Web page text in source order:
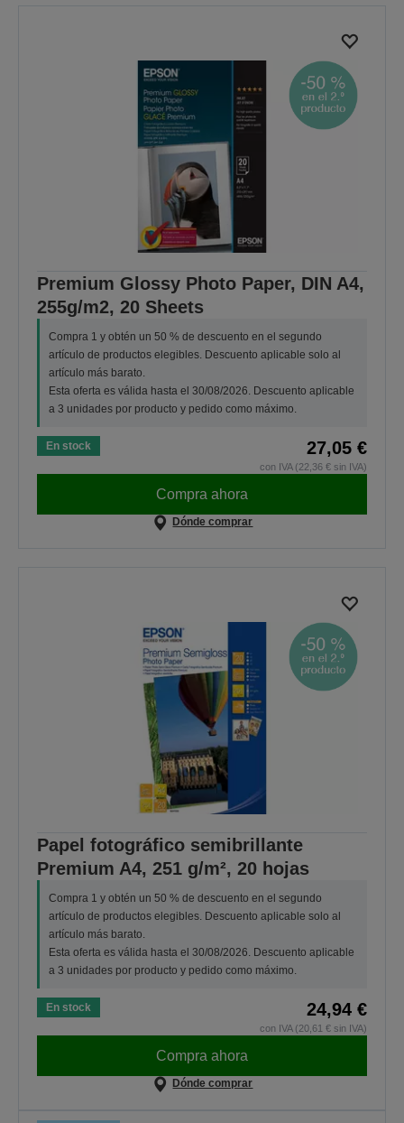
Premium Glossy Photo Paper, DIN A4,
255g/m2, 20 Sheets
Compra 1 y obtén un 50 % de descuento en el segundo
artículo de productos elegibles. Descuento aplicable solo al
artículo más barato.
Esta oferta es válida hasta el 30/08/2026. Descuento aplicable
a 3 unidades por producto y pedido como máximo.
En stock 27,05 €
con IVA (22,36 € sin IVA)
Compra ahora
Dónde comprar
Papel fotográfico semibrillante
Premium A4, 251 g/m², 20 hojas
Compra 1 y obtén un 50 % de descuento en el segundo
artículo de productos elegibles. Descuento aplicable solo al
artículo más barato.
Esta oferta es válida hasta el 30/08/2026. Descuento aplicable
a 3 unidades por producto y pedido como máximo.
En stock 24,94 €
con IVA (20,61 € sin IVA)
Compra ahora
Dónde comprar